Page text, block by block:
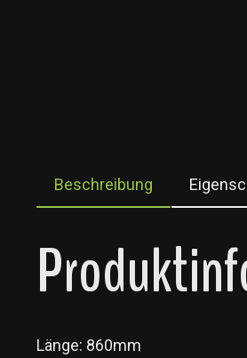
Beschreibung
Länge: 860mm